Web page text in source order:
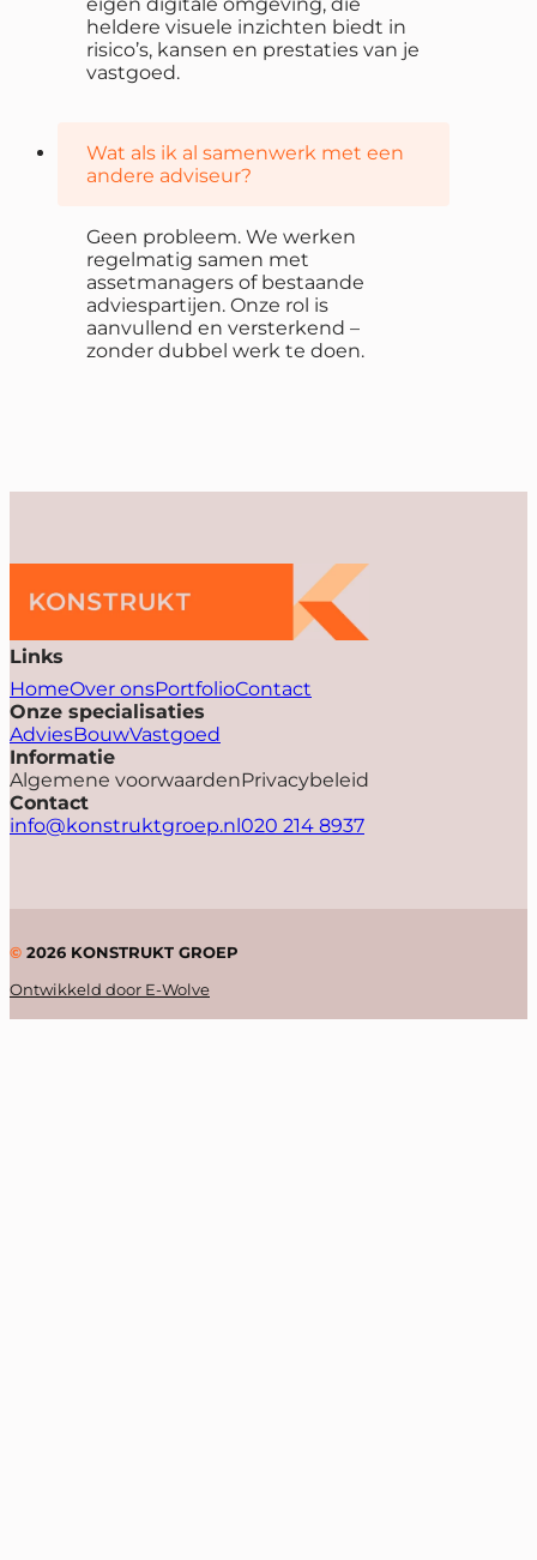
heldere visuele inzichten biedt in
risico’s, kansen en prestaties van je
vastgoed.
Wat als ik al samenwerk met een
andere adviseur?
Geen probleem. We werken
regelmatig samen met
assetmanagers of bestaande
adviespartijen. Onze rol is
aanvullend en versterkend –
zonder dubbel werk te doen.
Links
HomeOver onsPortfolioContact
Onze specialisaties
AdviesBouwVastgoed
Informatie
Algemene voorwaardenPrivacybeleid
Contact
info@konstruktgroep.nl 020 214 8937
© 2026 KONSTRUKT GROEP
Ontwikkeld door E-Wolve